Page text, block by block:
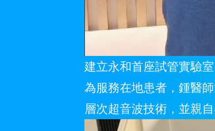
建立永和首座試管實驗室
為服務在地患者，鍾醫
層次超音波技術，並親